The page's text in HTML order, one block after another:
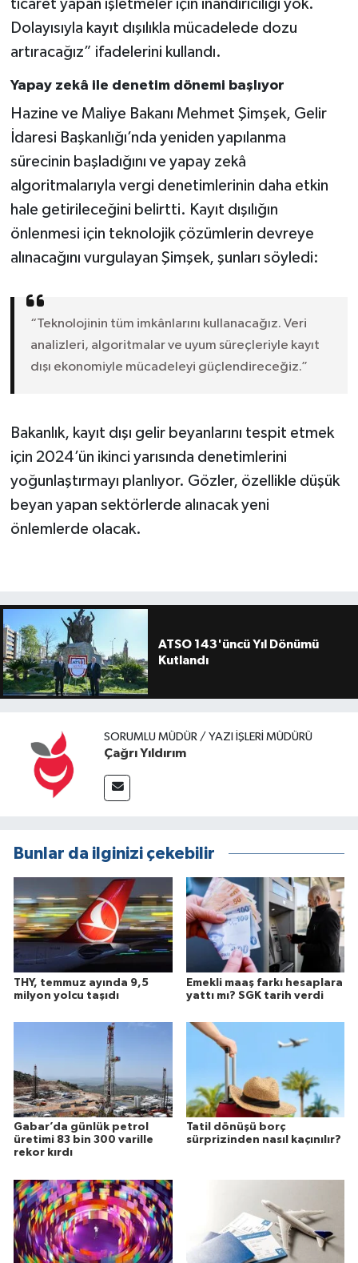
ticaret yapan işletmeler için inandırıcılığı yok.
Dolayısıyla kayıt dışılıkla mücadelede dozu
artıracağız” ifadelerini kullandı.
Yapay zekâ ile denetim dönemi başlıyor
Hazine ve Maliye Bakanı Mehmet Şimşek, Gelir
İdaresi Başkanlığı’nda yeniden yapılanma
sürecinin başladığını ve yapay zekâ
algoritmalarıyla vergi denetimlerinin daha etkin
hale getirileceğini belirtti. Kayıt dışılığın
önlenmesi için teknolojik çözümlerin devreye
alınacağını vurgulayan Şimşek, şunları söyledi:
“Teknolojinin tüm imkânlarını kullanacağız. Veri
analizleri, algoritmalar ve uyum süreçleriyle kayıt
dışı ekonomiyle mücadeleyi güçlendireceğiz.”
Bakanlık, kayıt dışı gelir beyanlarını tespit etmek
için 2024’ün ikinci yarısında denetimlerini
yoğunlaştırmayı planlıyor. Gözler, özellikle düşük
beyan yapan sektörlerde alınacak yeni
önlemlerde olacak.
ATSO 143'üncü Yıl Dönümü
Kutlandı
SORUMLU MÜDÜR / YAZI İŞLERI MÜDÜRÜ
Çağrı Yıldırım
Bunlar da ilginizi çekebilir
THY, temmuz ayında 9,5
milyon yolcu taşıdı
Emekli maaş farkı hesaplara
yattı mı? SGK tarih verdi
Gabar’da günlük petrol
üretimi 83 bin 300 varille
rekor kırdı
Tatil dönüşü borç
sürprizinden nasıl kaçınılır?